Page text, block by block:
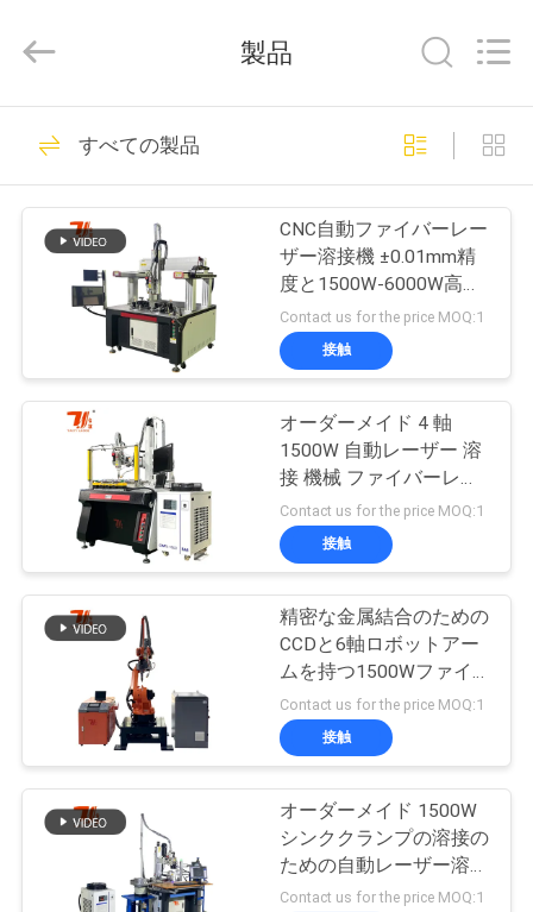
製
画
ち
て
2017
Taiyi
Technology
Company
All
レーザ溶接機械
193
ロボットレーザー
溶接機
147
レーザーの打抜き機
175
25
製品
すべての製品
CNC自動ファイバーレー
ザー溶接機 ±0.01mm精
度と1500W-6000W高圧
水ポンプインペラーのた
めのパワー
Contact us for the price MOQ:1
接触
オーダーメイド 4 軸
1500W 自動レーザー 溶
接 機械 ファイバーレー
ザー テクノロジー ティ
ーポット スプート
Contact us for the price MOQ:1
接触
精密な金属結合のための
CCDと6軸ロボットアー
ムを持つ1500Wファイ
バーレーザー溶接機
Contact us for the price MOQ:1
接触
オーダーメイド 1500W
シンククランプの溶接の
ための自動レーザー溶接
機
Contact us for the price MOQ:1